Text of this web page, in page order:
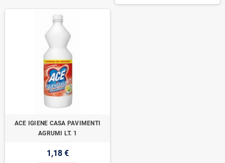
ACE IGIENE CASA PAVIMENTI
AGRUMI LT. 1
1,18 €